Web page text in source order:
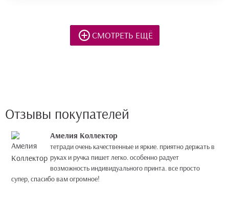
СМОТРЕТЬ ЕЩЁ
Отзывы покупателей
Амелия Коллектор
тетради очень качественные и яркие. приятно держать в
руках и ручка пишет легко. особенно радует
возможность индивидуального принта. все просто
супер, спасибо вам огромное!